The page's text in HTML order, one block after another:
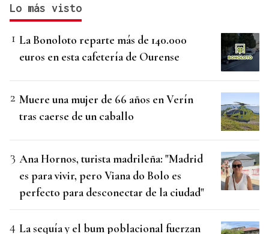
Lo más visto
La Bonoloto reparte más de 140.000
euros en esta cafetería de Ourense
Muere una mujer de 66 años en Verín
tras caerse de un caballo
Ana Hornos, turista madrileña: "Madrid
es para vivir, pero Viana do Bolo es
perfecto para desconectar de la ciudad"
La sequía y el bum poblacional fuerzan